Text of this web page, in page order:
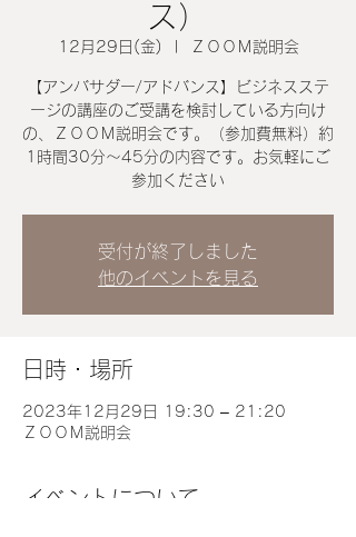
ス）
12月29日(金) ＺＯＯＭ説明会
【アンバサダー/アドバンス】ビジネスステ
ージの講座のご受講を検討している方向け
の、ＺＯＯＭ説明会です。（参加費無料）約
1時間30分～45分の内容です。お気軽にご
参加ください
受付が終了しました
他のイベントを見る
日時・場所
2023年12月29日 19:30 – 21:20
ＺＯＯＭ説明会
イベントについて